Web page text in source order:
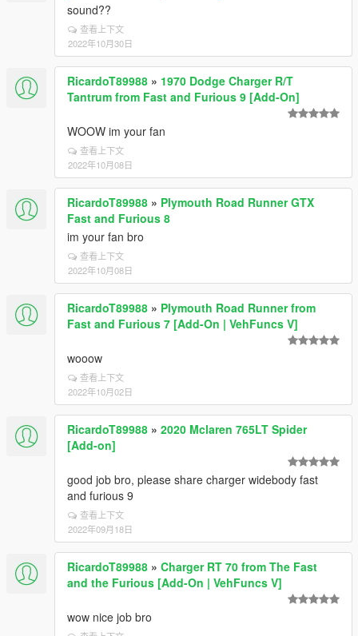
sound??
查看上下文
2022年10月30日
RicardoT89988 » 1970 Dodge Charger R/T
Tantrum from Fast and Furious 9 [Add-On]
WOOW im your fan
查看上下文
2022年10月08日
RicardoT89988 » Plymouth Road Runner GTX
Fast and Furious 8
im your fan bro
查看上下文
2022年10月08日
RicardoT89988 » Plymouth Road Runner from
Fast and Furious 7 [Add-On | VehFuncs V]
wooow
查看上下文
2022年10月02日
RicardoT89988 » 2020 Mclaren 765LT Spider
[Add-on]
good job bro, please share charger widebody fast
and furious 9
查看上下文
2022年09月18日
RicardoT89988 » Charger RT 70 from The Fast
and the Furious [Add-On | VehFuncs V]
wow nice job bro